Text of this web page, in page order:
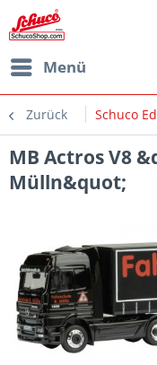
Menü
Zurück Schuco
MB Actros V8
Mülln&quot;